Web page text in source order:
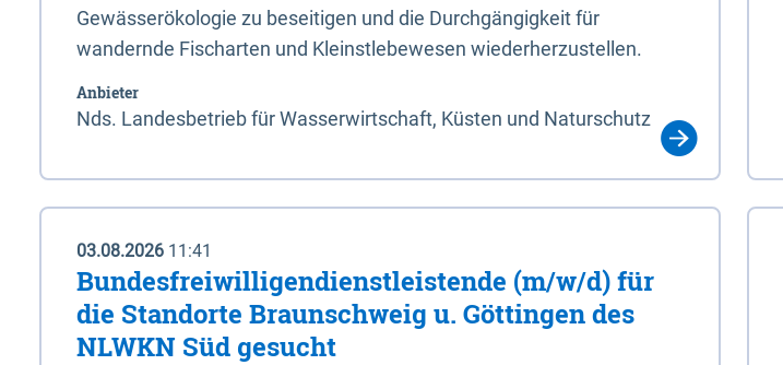
Gewässerökologie zu beseitigen und die Durchgängigkeit für
wandernde Fischarten und Kleinstlebewesen wiederherzustellen.
Anbieter
Nds. Landesbetrieb für Wasserwirtschaft, Küsten und Naturschutz
03.08.2026 11:41
Bundesfreiwilligendienstleistende (m/w/d) für
die Standorte Braunschweig u. Göttingen des
NLWKN Süd gesucht